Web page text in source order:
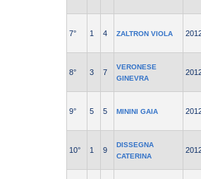
7° 1 4 ZALTRON VIOLA
8° 3 7
VERONESE
GINEVRA
9° 5 5 MININI GAIA
10° 1 9
DISSEGNA
CATERINA